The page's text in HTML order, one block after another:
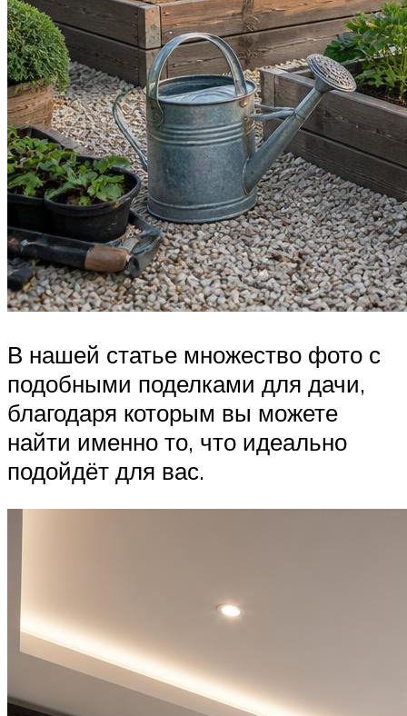
В нашей статье множество фото с
подобными поделками для дачи,
благодаря которым вы можете
найти именно то, что идеально
подойдёт для вас.